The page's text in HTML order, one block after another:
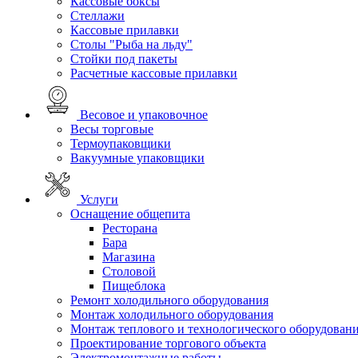
Стеллажи
Кассовые прилавки
Столы "Рыба на льду"
Стойки под пакеты
Расчетные кассовые прилавки
Весовое и упаковочное
Весы торговые
Термоупаковщики
Вакуумные упаковщики
Услуги
Оснащение общепита
Ресторана
Бара
Магазина
Столовой
Пищеблока
Ремонт холодильного оборудования
Монтаж холодильного оборудования
Монтаж теплового и технологического
Проектирование торгового объекта